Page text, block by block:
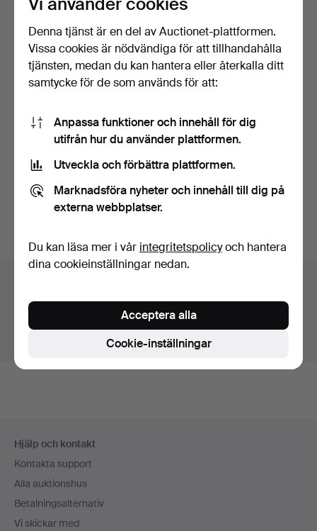
ANTIK MAHOGNY OCH
INLAGD BYRÅ MED 2
KORTA …
Klubbades 21 mar 2024
11 bud
243 USD
Du söker i vårt arkiv över avslutade auktioner.
Visa pågående auktioner istället.
Hjälp och kontakt
Kontakta support
Alla auktionshus
Betalningsalternativ
Vi skickar med
Denna tjänst är en del av Auctionet-plattformen.
Vissa cookies är nödvändiga för att tillhandahålla
tjänsten, medan du kan hantera eller återkalla ditt
samtycke för de som används för att:
Anpassa funktioner och innehåll för dig
utifrån hur du använder plattformen.
Utveckla och förbättra plattformen.
Marknadsföra nyheter och innehåll till dig på
externa webbplatser.
Du kan läsa mer i vår integritetspolicyoch hantera
dina cookieinställningar nedan.
Cookie-inställningar
Acceptera alla